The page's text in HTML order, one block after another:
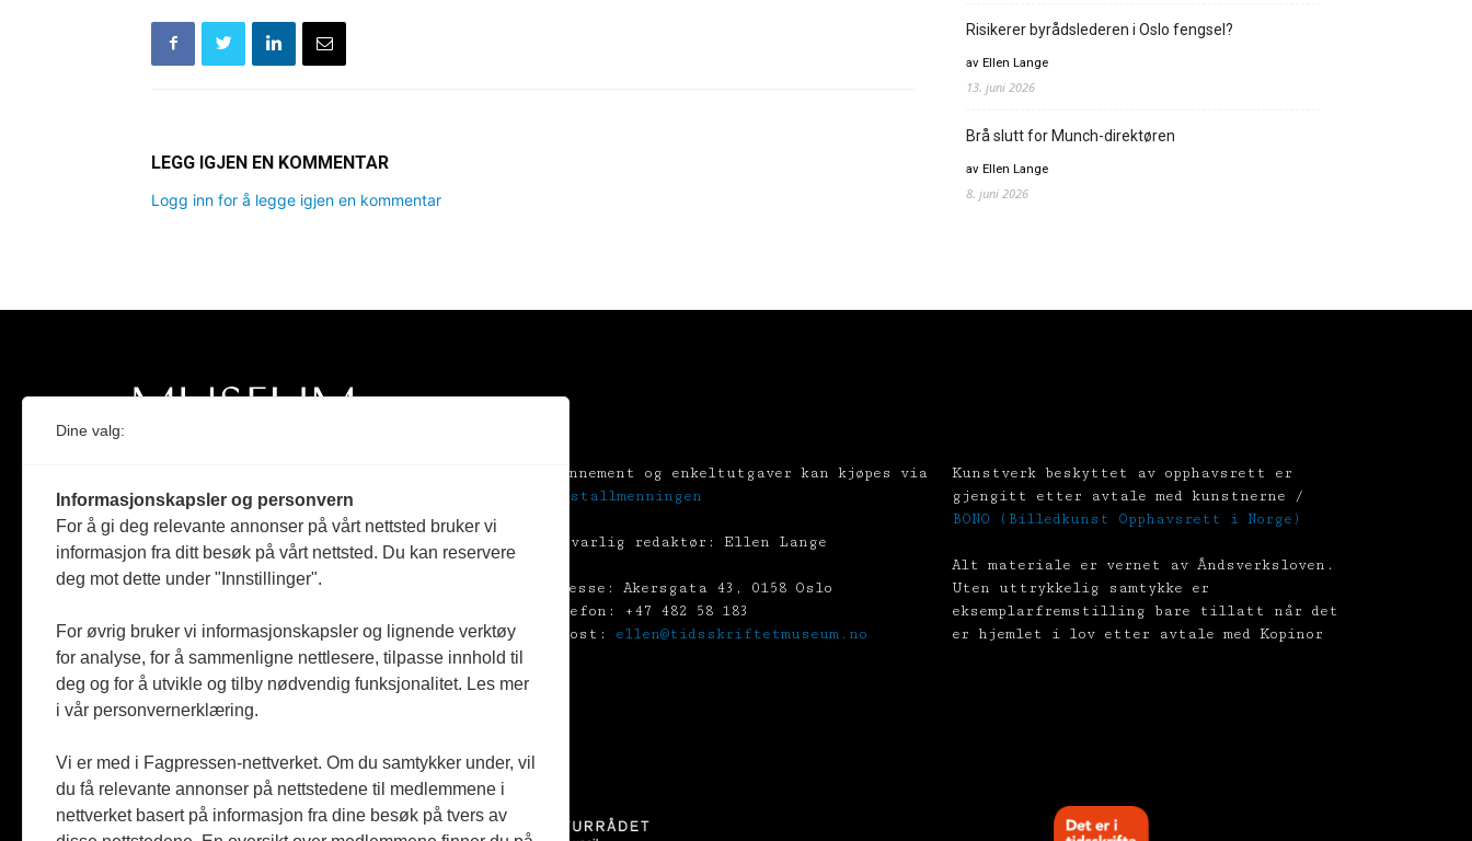
LEGG IGJEN EN KOMMENTAR
Logg inn for å legge igjen en kommentar
Risikerer byrådslederen i Oslo fengsel?
av Ellen Lange
13. juni 2026
Brå slutt for Munch-direktøren
av Ellen Lange
8. juni 2026
Medlem i Norsk tidsskriftforening og
Fagpressen
Støttet av Kulturrådet og Norges
Følger Redaktørplakaten og Vær Varsom-
plakaten
Abonnement og enkeltutgaver kan kjøpes via
Tekstallmenningen
Ansvarlig redaktør: Ellen Lange
Adresse: Akersgata 43, 0158 Oslo
Telefon: +47 482 58 183
E-post: ellen@tidsskriftetmuseum.no
Kunstverk beskyttet av opphavsrett er
gjengitt etter avtale med kunstnerne /
BONO (Billedkunst Opphavsrett i Norge)
Alt materiale er vernet av Åndsverksloven.
Uten uttrykkelig samtykke er
eksemplarfremstilling bare tillatt når det
er hjemlet i lov etter avtale med Kopinor
Dine valg:
Informasjonskapsler og personvern
For å gi deg relevante annonser på vårt nettsted bruker vi
informasjon fra ditt besøk på vårt nettsted. Du kan reservere
deg mot dette under "Innstillinger".
For øvrig bruker vi informasjonskapsler og lignende verktøy
for analyse, for å sammenligne nettlesere, tilpasse innhold til
deg og for å utvikle og tilby nødvendig funksjonalitet. Les mer
i vår personvernerklæring.
Vi er med i Fagpressen-nettverket. Om du samtykker under, vil
du få relevante annonser på nettstedene til medlemmene i
nettverket basert på informasjon fra dine besøk på tvers av